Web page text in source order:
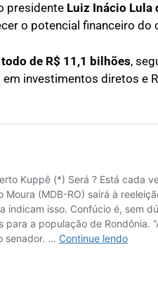
presidente Luiz Inácio Lula
o potencial financeiro do
de R$ 11,1 bilhões,
em investimentos diretos e